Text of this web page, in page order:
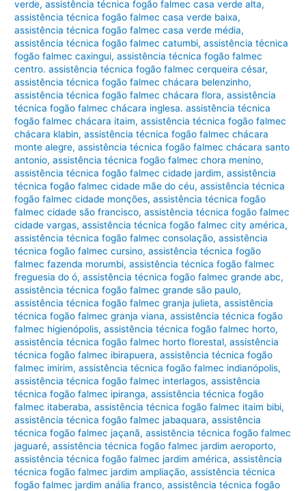
verde,assistência técnica fogão falmec casa verde alta,
assistência técnica fogão falmec casa verde baixa,
assistência técnica fogão falmec casa verde média,
assistência técnica fogão falmec catumbi,assistência técnica
fogão falmec caxingui,assistência técnica fogão falmec
centro. assistência técnica fogão falmec cerqueira césar,
assistência técnica fogão falmec chácara belenzinho,
assistência técnica fogão falmec chácara flora,assistência
técnica fogão falmec chácara inglesa. assistência técnica
fogão falmec chácara itaim,assistência técnica fogão falmec
chácara klabin,assistência técnica fogão falmec chácara
monte alegre,assistência técnica fogão falmec chácara santo
antonio,assistência técnica fogão falmec chora menino,
assistência técnica fogão falmec cidade jardim,assistência
técnica fogão falmec cidade mãe do céu,assistência técnica
fogão falmec cidade monções,assistência técnica fogão
falmec cidade são francisco,assistência técnica fogão falmec
cidade vargas,assistência técnica fogão falmec city américa,
assistência técnica fogão falmec consolação,assistência
técnica fogão falmec cursino,assistência técnica fogão
falmec fazenda morumbi,assistência técnica fogão falmec
freguesia do ó,assistência técnica fogão falmec grande abc,
assistência técnica fogão falmec grande são paulo,
assistência técnica fogão falmec granja julieta,assistência
técnica fogão falmec granja viana,assistência técnica fogão
falmec higienópolis,assistência técnica fogão falmec horto,
assistência técnica fogão falmec horto florestal,assistência
técnica fogão falmec ibirapuera,assistência técnica fogão
falmec imirim,assistência técnica fogão falmec indianópolis,
assistência técnica fogão falmec interlagos,assistência
técnica fogão falmec ipiranga,assistência técnica fogão
falmec itaberaba,assistência técnica fogão falmec itaim bibi,
assistência técnica fogão falmec jabaquara,assistência
técnica fogão falmec jaçanã,assistência técnica fogão falmec
jaguaré,assistência técnica fogão falmec jardim aeroporto,
assistência técnica fogão falmec jardim américa,assistência
técnica fogão falmec jardim ampliação,assistência técnica
fogão falmec jardim anália franco,assistência técnica fogão